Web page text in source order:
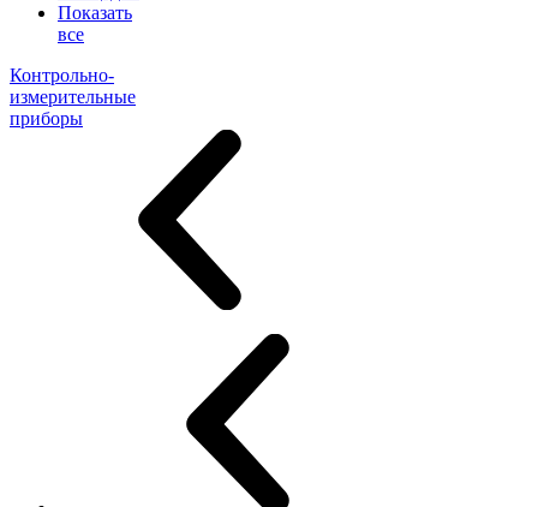
Показать
все
Контрольно-
измерительные
приборы